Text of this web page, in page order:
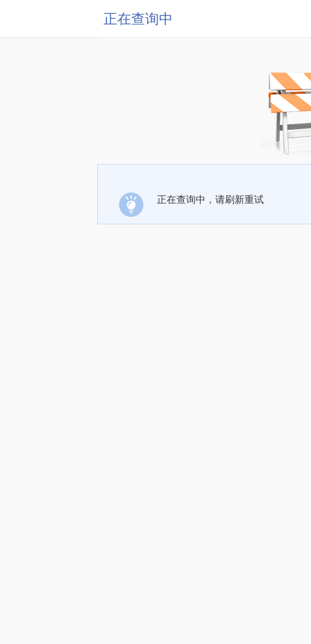
正在查询中
正在查询中，请刷新重试